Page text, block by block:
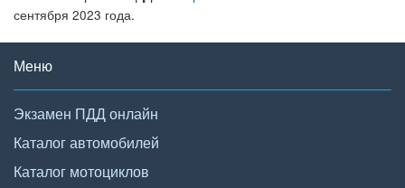
сентября 2023 года.
Меню
Экзамен ПДД онлайн
Каталог автомобилей
Каталог мотоциклов